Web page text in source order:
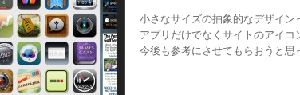
小さなサイズの抽象的なデザイン
アプリだけでなくサイトのアイコ
今後も参考にさせてもらおうと思